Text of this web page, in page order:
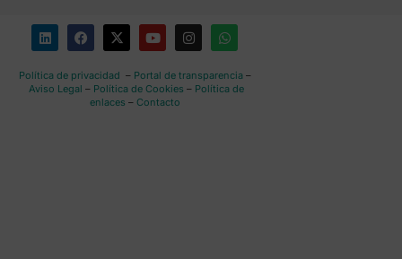
Política de privacidad – Portal de transparencia–
Aviso Legal – Política de Cookies – Política de
enlaces – Contacto